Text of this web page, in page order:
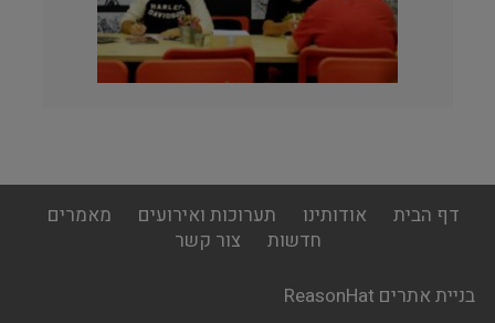
footer
menu
דף הבית אודותינו תערוכות ואירועים
מאמרים
חדשות
צור קשר
בניית אתרים ReasonHat